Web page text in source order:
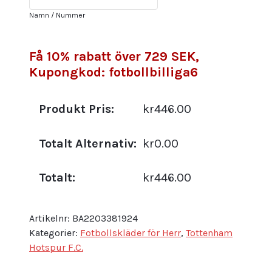
Kortärmad
Set
mängd
Namn / Nummer
Få 10% rabatt över 729 SEK,
Kupongkod: fotbollbilliga6
Produkt Pris: kr446.00
Totalt Alternativ: kr0.00
Totalt: kr446.00
Artikelnr: BA2203381924
Kategorier: Fotbollskläder för Herr, Tottenham
Hotspur F.C.